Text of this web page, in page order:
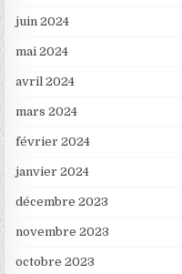
juin 2024
mai 2024
avril 2024
mars 2024
février 2024
janvier 2024
décembre 2023
novembre 2023
octobre 2023